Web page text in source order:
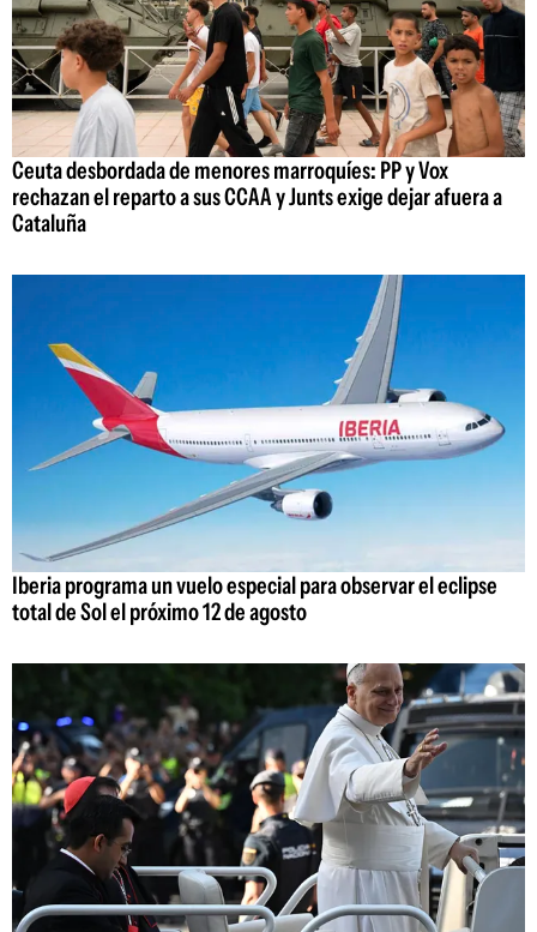
Ceuta desbordada de menores marroquíes: PP y Vox
rechazan el reparto a sus CCAA y Junts exige dejar afuera a
Cataluña
Iberia programa un vuelo especial para observar el eclipse
total de Sol el próximo 12 de agosto